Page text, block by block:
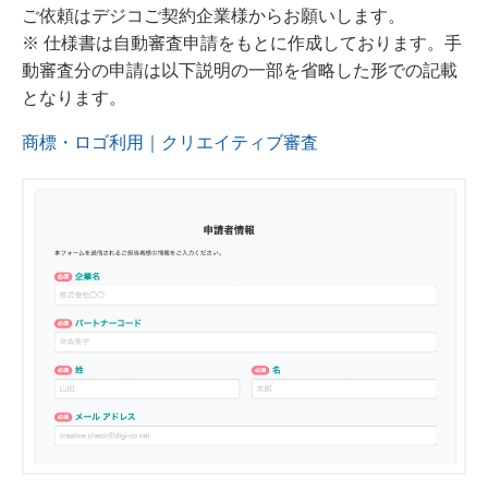
ご依頼はデジコご契約企業様からお願いします。
※ 仕様書は自動審査申請をもとに作成しております。手
動審査分の申請は以下説明の一部を省略した形での記載
となります。
商標・ロゴ利用｜クリエイティブ審査